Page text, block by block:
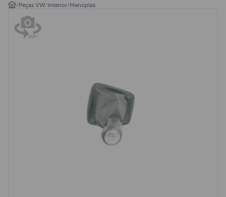
/Peças VW/Interior/Manoplas